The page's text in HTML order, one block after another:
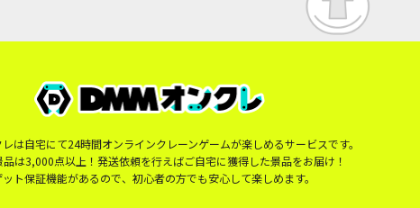
レは自宅にて24時間オンラインクレーンゲームが楽しめるサービスです。
品は3,000点以上！発送依頼を行えばご自宅に獲得した景品をお届け！
ット保証機能があるので、初心者の方でも安心して楽しめます。